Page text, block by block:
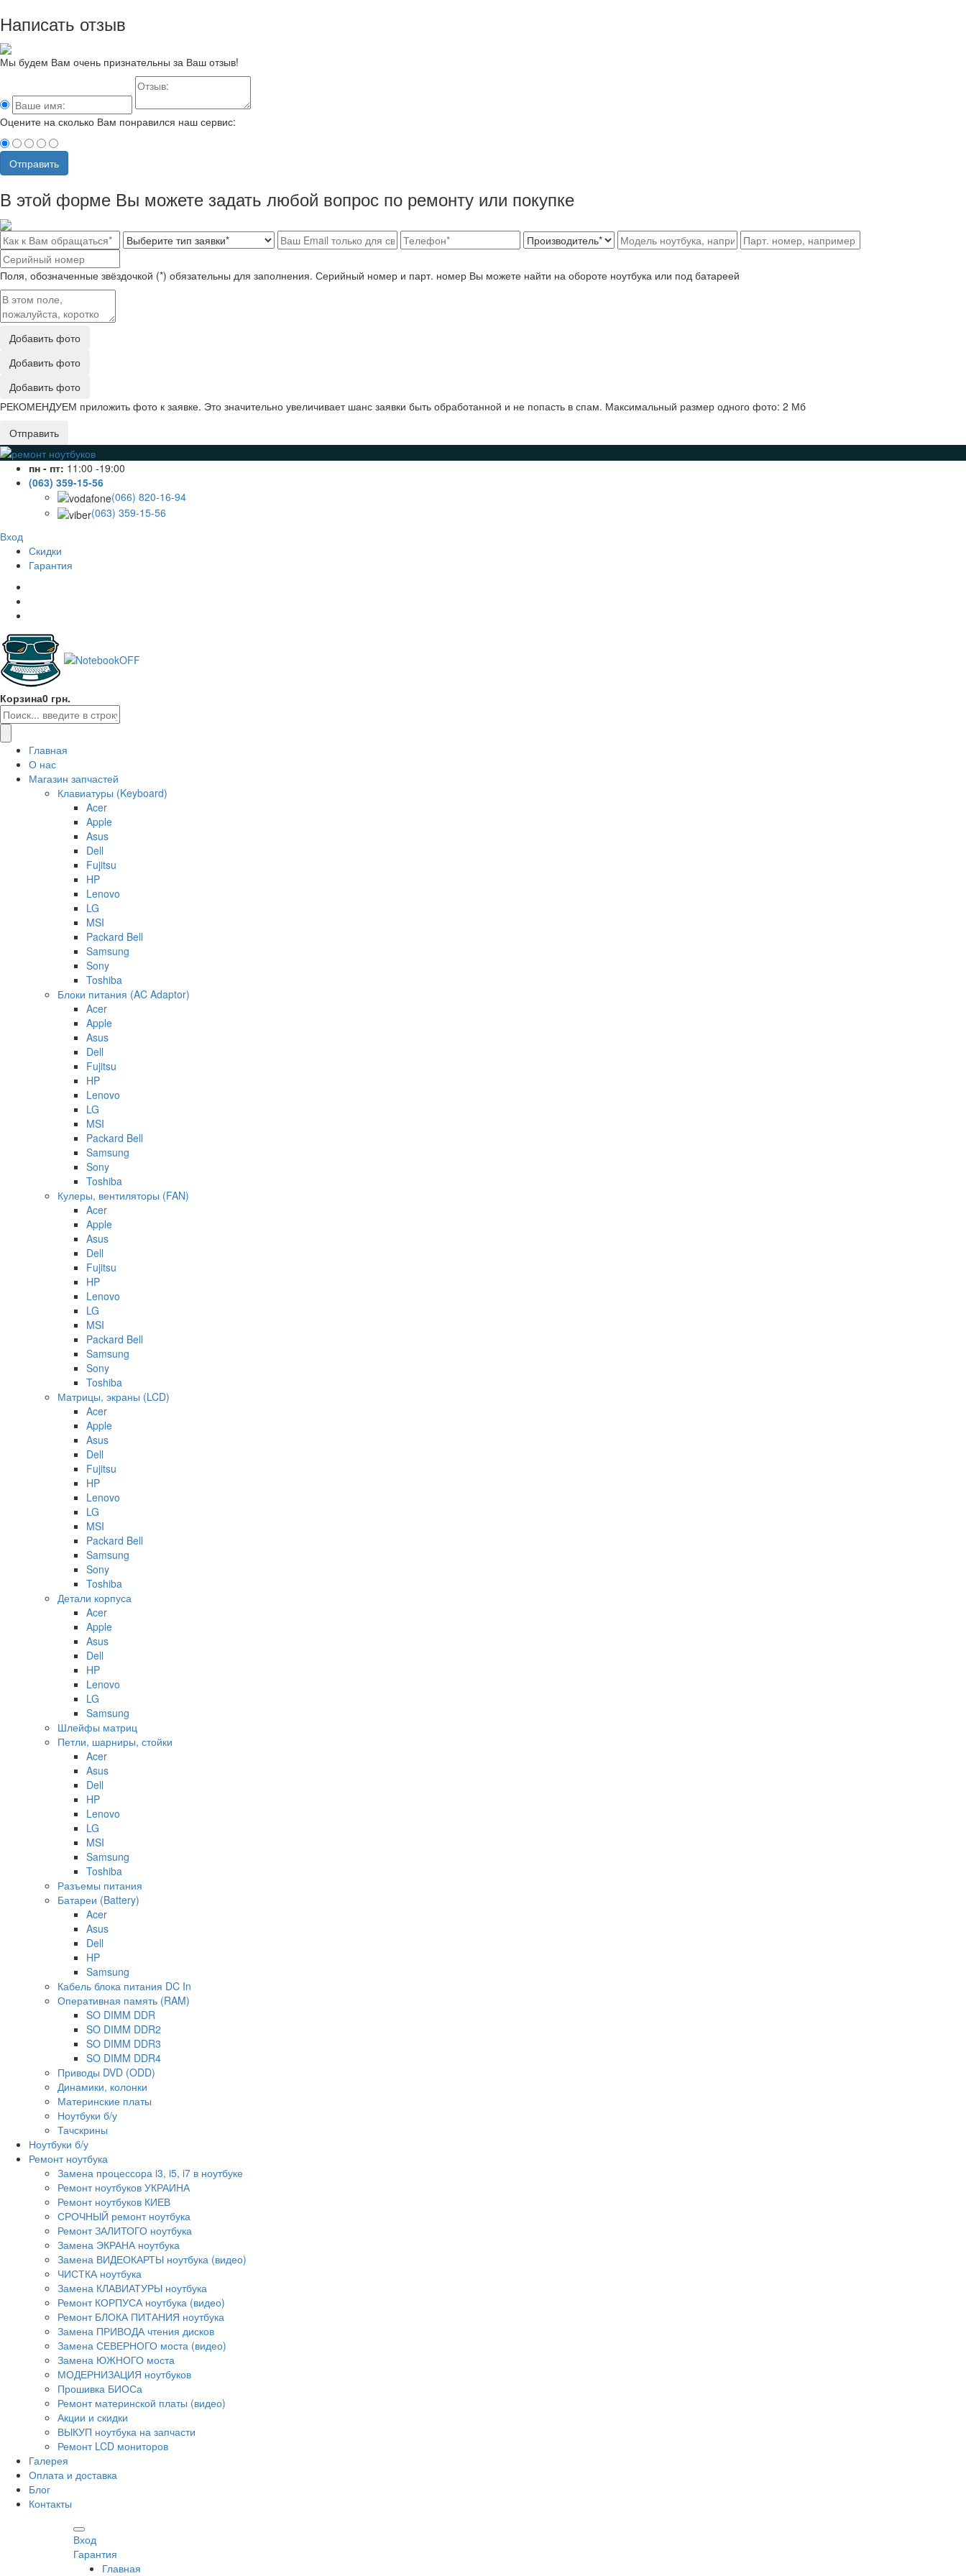
Написать отзыв
Мы будем Вам очень признательны за Ваш отзыв!
Оцените на сколько Вам понравился наш сервис:
Отправить
В этой форме Вы можете задать любой вопрос по ремонту или покупке
Поля, обозначенные звёздочкой (*) обязательны для заполнения. Серийный номер и парт. номер Вы можете найти на обороте ноутбука или под батареей
Добавить фото
Добавить фото
Добавить фото
РЕКОМЕНДУЕМ приложить фото к заявке. Это значительно увеличивает шанс заявки быть обработанной и не попасть в спам. Максимальный размер одного фото: 2 Мб
Отправить
пн - пт: 11:00 -19:00
(063) 359-15-56
(066) 820-16-94
(063) 359-15-56
Вход
Скидки
Гарантия
Корзина0 грн.
Главная
О нас
Магазин запчастей
Клавиатуры (Keyboard)
Acer
Apple
Asus
Dell
Fujitsu
HP
Lenovo
LG
MSI
Packard Bell
Samsung
Sony
Toshiba
Блоки питания (AC Adaptor)
Acer
Apple
Asus
Dell
Fujitsu
HP
Lenovo
LG
MSI
Packard Bell
Samsung
Sony
Toshiba
Кулеры, вентиляторы (FAN)
Acer
Apple
Asus
Dell
Fujitsu
HP
Lenovo
LG
MSI
Packard Bell
Samsung
Sony
Toshiba
Матрицы, экраны (LCD)
Acer
Apple
Asus
Dell
Fujitsu
HP
Lenovo
LG
MSI
Packard Bell
Samsung
Sony
Toshiba
Детали корпуса
Acer
Apple
Asus
Dell
HP
Lenovo
LG
Samsung
Шлейфы матриц
Петли, шарниры, стойки
Acer
Asus
Dell
HP
Lenovo
LG
MSI
Samsung
Toshiba
Разъемы питания
Батареи (Battery)
Acer
Asus
Dell
HP
Samsung
Кабель блока питания DC In
Оперативная память (RAM)
SO DIMM DDR
SO DIMM DDR2
SO DIMM DDR3
SO DIMM DDR4
Приводы DVD (ODD)
Динамики, колонки
Материнские платы
Ноутбуки б/у
Тачскрины
Ноутбуки б/у
Ремонт ноутбука
Замена процессора i3, i5, i7 в ноутбуке
Ремонт ноутбуков УКРАИНА
Ремонт ноутбуков КИЕВ
СРОЧНЫЙ ремонт ноутбука
Ремонт ЗАЛИТОГО ноутбука
Замена ЭКРАНА ноутбука
Замена ВИДЕОКАРТЫ ноутбука (видео)
ЧИСТКА ноутбука
Замена КЛАВИАТУРЫ ноутбука
Ремонт КОРПУСА ноутбука (видео)
Ремонт БЛОКА ПИТАНИЯ ноутбука
Замена ПРИВОДА чтения дисков
Замена СЕВЕРНОГО моста (видео)
Замена ЮЖНОГО моста
МОДЕРНИЗАЦИЯ ноутбуков
Прошивка БИОСа
Ремонт материнской платы (видео)
Акции и скидки
ВЫКУП ноутбука на запчасти
Ремонт LCD мониторов
Галерея
Оплата и доставка
Блог
Контакты
Вход
Гарантия
Главная